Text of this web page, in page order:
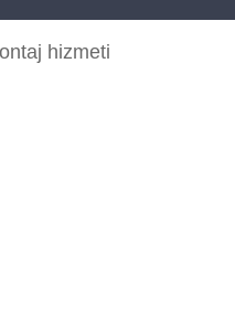
hizmeti